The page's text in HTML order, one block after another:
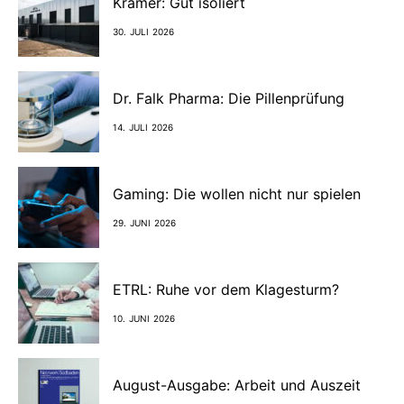
30. JULI 2026
Dr. Falk Pharma: Die Pillenprüfung
14. JULI 2026
Gaming: Die wollen nicht nur spielen
29. JUNI 2026
ETRL: Ruhe vor dem Klagesturm?
10. JUNI 2026
August-Ausgabe: Arbeit und Auszeit